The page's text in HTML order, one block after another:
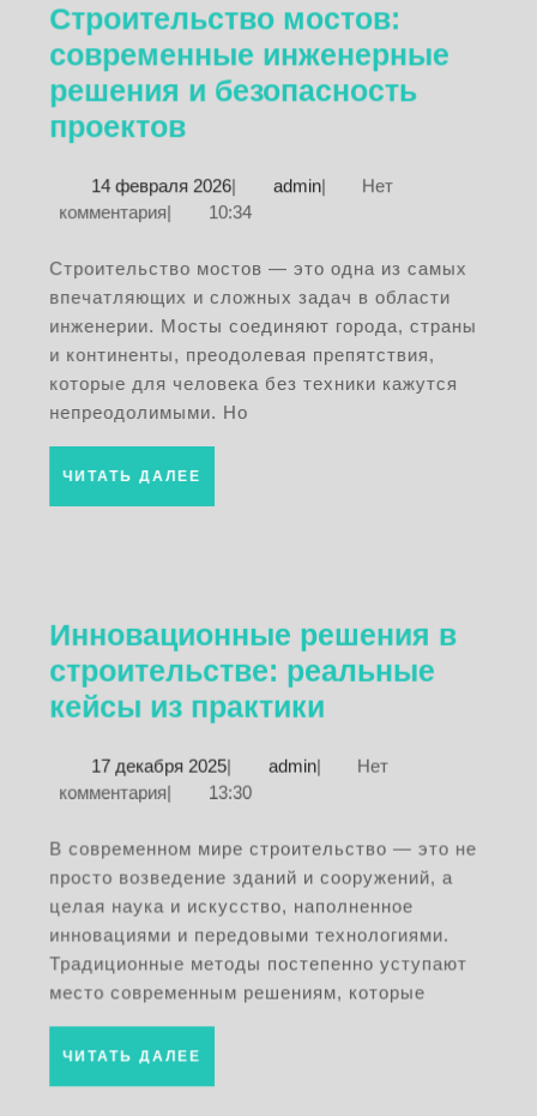
Строительство мостов:
современные инженерные
решения и безопасность
проектовСтроительство
современные
решения
и
безопасность
проектов
14 февраля 202614
февраля
| adminadmin
|
Нет
комментария| 10:34
Строительство мостов — это одна из самых
впечатляющих и сложных задач в области
инженерии. Мосты соединяют города, страны
и континенты, преодолевая препятствия,
которые для человека без техники кажутся
непреодолимыми. Но
ЧИТАТЬ ДАЛЕЕ
Инновационные решения в
строительстве: реальные
кейсы из практики
реальные
кейсы
из
практики
17 декабря 202517
декабря
| adminadmin
|
Нет
комментария| 13:30
В современном мире строительство — это не
просто возведение зданий и сооружений, а
целая наука и искусство, наполненное
инновациями и передовыми технологиями.
Традиционные методы постепенно уступают
место современным решениям, которые
ЧИТАТЬ ДАЛЕЕ